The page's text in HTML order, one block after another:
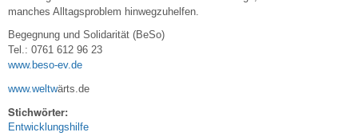
manches Alltagsproblem hinwegzuhelfen.
Begegnung und Solidarität (BeSo)
Tel.: 0761 612 96 23
www.beso-ev.de
www.weltwärts.de
Stichwörter:
Entwicklungshilfe